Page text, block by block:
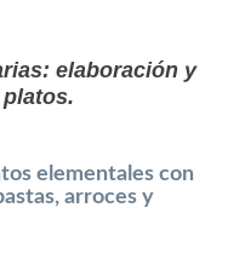
elaboración y
elementales con
arroces y